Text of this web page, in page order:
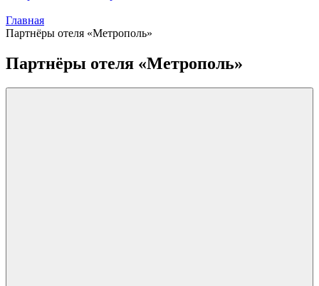
Главная
Партнёры отеля «Метрополь»
Партнёры отеля «Метрополь»